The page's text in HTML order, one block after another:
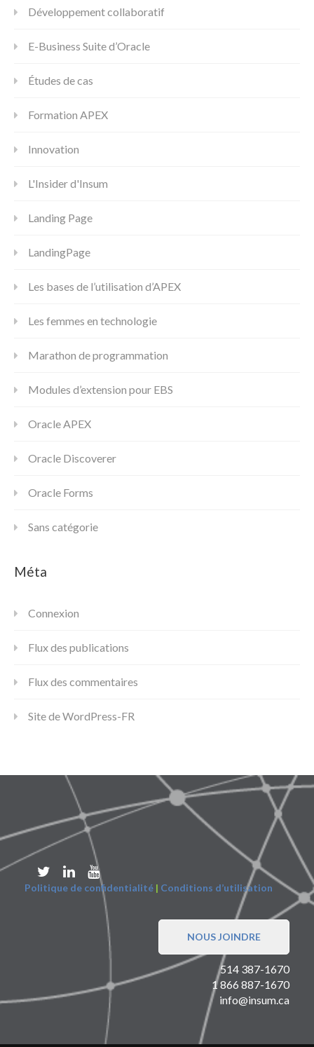
Développement collaboratif
E-Business Suite d’Oracle
Études de cas
Formation APEX
Innovation
L'Insider d'Insum
Landing Page
LandingPage
Les bases de l’utilisation d’APEX
Les femmes en technologie
Marathon de programmation
Modules d’extension pour EBS
Oracle APEX
Oracle Discoverer
Oracle Forms
Sans catégorie
Méta
Connexion
Flux des publications
Flux des commentaires
Site de WordPress-FR
Politique de confidentialité | Conditions d’utilisation
NOUS JOINDRE
514 387-1670
1 866 887-1670
info@insum.ca